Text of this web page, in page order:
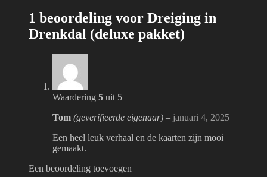
1 beoordeling voor Dreiging in
Drenkdal (deluxe pakket)
Waardering 5 uit 5
Tom (geverifieerde eigenaar) – januari 4, 2025
Een heel leuk verhaal en de kaarten zijn mooi
gemaakt.
Een beoordeling toevoegen